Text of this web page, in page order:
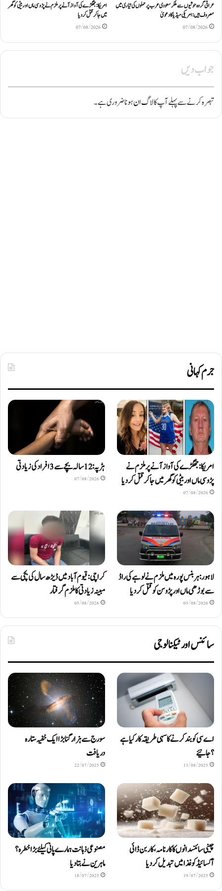
عراقی گروہ حوثیوں سے ملکر سعودی عرب پر حملوں کی تیاری میں
مصروف ہیں: امریکی میڈیا کا دعویٰ
07/08/2026
امریکا: جھگڑے کی آواز آنے پر ملزم نے پڑوسی ماں اور بیٹی کو گھر
میں جا کر قتل کر دیا
07/08/2026
جواب دیں
تبصرہ کرنے سے پہلے آپ کالاگ انہونا ضروری ہے۔
جرم کہانی
امریکا: جھگڑے کی آواز آنے پر ملزم نے
پڑوسی ماں اور بیٹی کو گھر میں جا کر قتل کر دیا
07/08/2026
ہڑپہ: 12 سالہ بچے سے 3 افراد کی زیادتی
07/08/2026
لاہور: ہربنس پورہ میں ملزم نے لوہے کی راڈ
سے بوڑھی ماں اور پڑوسن کو قتل کر دیا
05/08/2026
کراچی: قیوم آباد میں ڈیڑھ سال کی بچی سے
مبینہ زیادتی کا ملزم گرفتار
05/08/2026
سائنس اور ٹیکنالوجی
اے سی کو بند کرنے کا سہی طریقہ کار کیا ہے
؟ جانیئے
13/08/2025
سورج سے ہزار گنا بڑا ایک خفیہ ستارہ
دریافت
22/07/2025
چینی سائنسدانوں کا کارنامہ، کاربن ڈائی
آکسائیڈ کو غذا میں تبدیل کردیا
19/07/2025
مصنوعی ذہانت ہمارے پانی کیلئے بڑا خطرہ؟
ماہرین نے بتا دیا
18/07/2025